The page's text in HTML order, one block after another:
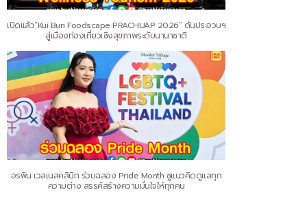
เปิดแล้ว“Kui Buri Foodscape PRACHUAP 2026” ดันประจวบฯ
สู่เมืองท่องเที่ยวเชิงสุขภาพระดับนานาชาติ
อรพิน เวลเนสคลินิก ร่วมฉลอง Pride Month ชูแนวคิดดูแลทุก
ความต่าง สรรค์สร้างความมั่นใจให้ทุกคน